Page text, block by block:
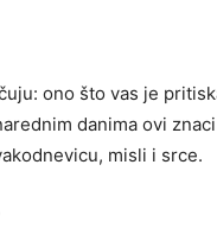
ono što vas je
danima ovi
misli i srce.